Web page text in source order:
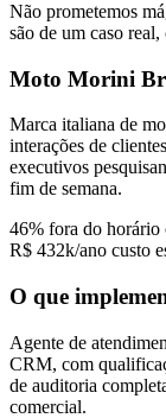
Não prometemos
são de um caso
Moto Morini
Marca italiana de
interações de
executivos
fim de semana.
46% fora do horário
R$ 432k/ano custo
O que
Agente de
CRM, com
de auditoria
comercial.